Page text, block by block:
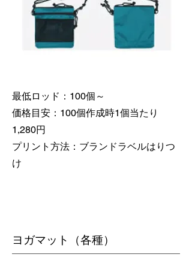
最低ロッド：100個～
価格目安：100個作成時1個当たり
1,280円
​プリント方法：ブランドラベルはりつ
け
​ヨガマット（各種）